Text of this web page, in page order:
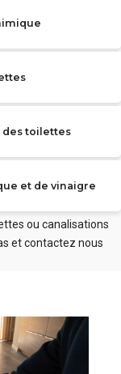
des toilettes
et de vinaigre
ou canalisations
et contactez nous